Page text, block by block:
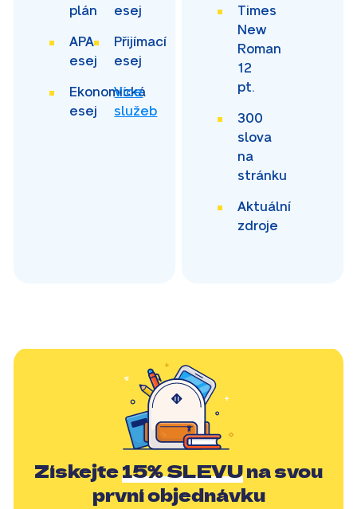
plán
esej
APA
esej
Přijímací
esej
Ekonomická
esej
Více
služeb
Times
New
Roman
12
pt.
300
slova
na
stránku
Aktuální
zdroje
Získejte15% SLEVUna svou
první objednávku